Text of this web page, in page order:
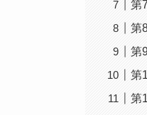
第
第
第
第
第